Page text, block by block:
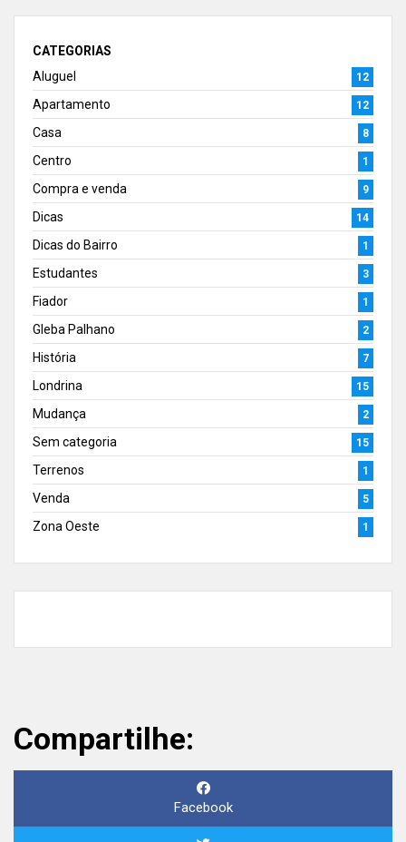
CATEGORIAS
Aluguel
12
Apartamento 12
Casa 8
Centro 1
Compra e venda 9
Dicas 14
Dicas do Bairro 1
Estudantes 3
Fiador 1
Gleba Palhano 2
História 7
Londrina 15
Mudança 2
Sem categoria 15
Terrenos 1
Venda 5
Zona Oeste 1
Compartilhe:
Facebook